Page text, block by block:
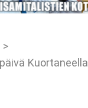
>
Kuortaneella